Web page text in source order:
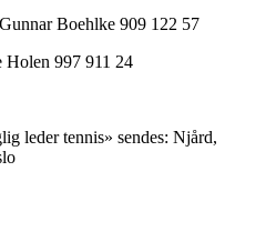
Boehlke 909 122 57
997 911 24
leder tennis» sendes: Njård,